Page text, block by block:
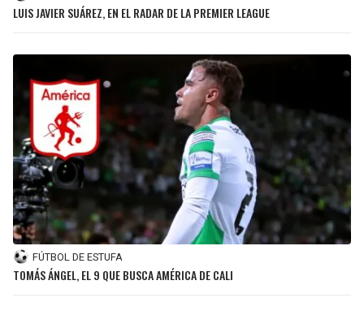
LUIS JAVIER SUÁREZ, EN EL RADAR DE LA PREMIER LEAGUE
FÚTBOL DE ESTUFA
TOMÁS ÁNGEL, EL 9 QUE BUSCA AMÉRICA DE CALI